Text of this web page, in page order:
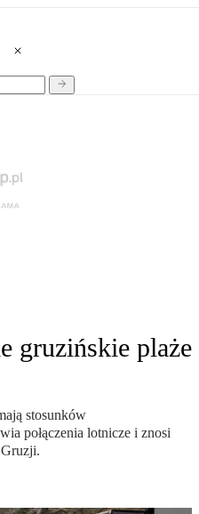
gruzińskie plaże
stosunków
połączenia lotnicze i znosi